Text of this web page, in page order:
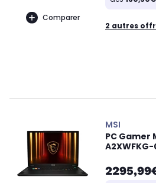
Comparer
2 autres
MSI
PC Gamer
A2XWFKG-